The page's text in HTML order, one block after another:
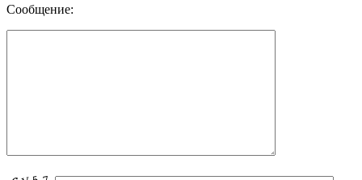
Сообщение: